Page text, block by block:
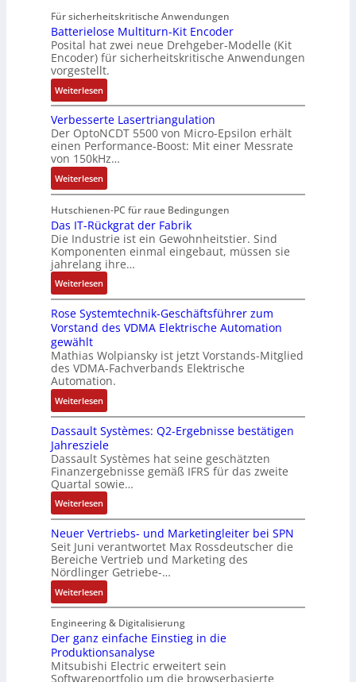
L
3
f
ü
r
s
i
c
h
e
r
e
E
n
t
w
i
c
k
l
u
n
g
o
b
o
t
,
3
M
i
l
l
i
o
n
e
n
A
r
b
e
i
t
s
k
r
ä
f
t
e
u
t
o
m
a
t
i
o
n
e
x
p
a
n
d
i
e
r
t
f
t
r
a
g
s
e
i
n
g
a
n
g
i
m
M
a
s
c
h
i
n
e
n
-
A
n
l
a
g
e
n
b
a
u
:
P
o
s
i
t
Für sicherheitskritische Anwendungen
Batterielose Multiturn-Kit Encoder
Posital hat zwei neue Drehgeber-Modelle (Kit
Encoder) für sicherheitskritische Anwendungen
vorgestellt.
Weiterlesen:
B
a
t
t
e
r
i
e
l
o
s
e
M
u
l
t
t
u
r
n
-
K
i
t
E
n
c
d
e
r
Verbesserte Lasertriangulation
Der OptoNCDT 5500 von Micro-Epsilon erhält
einen Performance-Boost: Mit einer Messrate
von 150kHz…
Weiterlesen:
V
e
r
b
e
s
s
e
r
t
L
a
s
e
r
t
r
i
a
n
g
a
t
o
Hutschienen-PC für raue Bedingungen
Das IT-Rückgrat der Fabrik
Die Industrie ist ein Gewohnheitstier. Sind
Komponenten einmal eingebaut, müssen sie
jahrelang ihre…
Weiterlesen:
D
a
s
T
-
R
ü
c
k
g
r
a
t
d
e
r
F
a
b
r
k
Rose Systemtechnik-Geschäftsführer zum
Vorstand des VDMA Elektrische Automation
gewählt
Mathias Wolpiansky ist jetzt Vorstands-Mitglied
des VDMA-Fachverbands Elektrische
Automation.
Weiterlesen:
R
o
s
e
S
y
s
t
e
m
t
e
c
h
n
i
k
-
Dassault Systèmes: Q2-Ergebnisse bestätigen
Jahresziele
Dassault Systèmes hat seine geschätzten
Finanzergebnisse gemäß IFRS für das zweite
Quartal sowie…
Weiterlesen:
D
a
s
s
a
u
l
t
S
y
s
Neuer Vertriebs- und Marketingleiter bei SPN
Seit Juni verantwortet Max Rossdeutscher die
Bereiche Vertrieb und Marketing des
Nördlinger Getriebe-…
Weiterlesen:
N
e
u
e
r
Engineering & Digitalisierung
Der ganz einfache Einstieg in die
Produktionsanalyse
Mitsubishi Electric erweitert sein
Softwareportfolio um die browserbasierte